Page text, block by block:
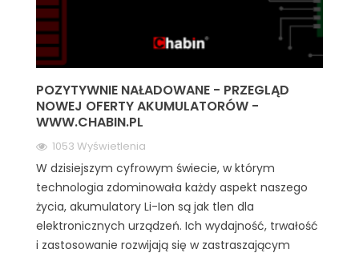
POZYTYWNIE NAŁADOWANE - PRZEGLĄD
NOWEJ OFERTY AKUMULATORÓW -
WWW.CHABIN.PL
1053 Wyświetlenia
W dzisiejszym cyfrowym świecie, w którym
technologia zdominowała każdy aspekt naszego
życia, akumulatory Li-Ion są jak tlen dla
elektronicznych urządzeń. Ich wydajność, trwałość
i zastosowanie rozwijają się w zastraszającym